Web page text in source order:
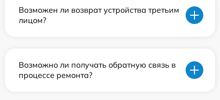
Возможен ли возврат устройства третьим
лицом?
Возможно ли получать обратную связь в
процессе ремонта?